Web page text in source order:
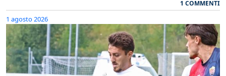
1 COMMENTI
1 agosto 2026